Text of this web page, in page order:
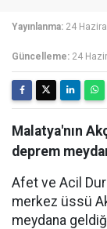
Yayınlanma: 24
Güncelleme: 24
Malatya'nın
deprem
Afet ve Acil
merkez üssü
meydana